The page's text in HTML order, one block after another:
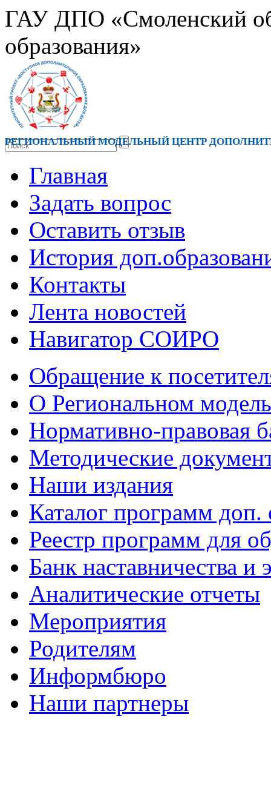
ГАУ ДПО «Смоленский
образования»
РЕГИОНАЛЬНЫЙ МОДЕЛЬНЫЙ ЦЕНТР
Главная
Задать вопрос
Оставить отзыв
История
Контакты
Лента новостей
Навигатор СОИРО
Обращение к
О Региональном
Нормативно-правовая
Методические
Наши издания
Каталог программ доп.
Реестр программ для
Банк наставничества
Аналитические отчеты
Мероприятия
Родителям
Информбюро
Наши партнеры